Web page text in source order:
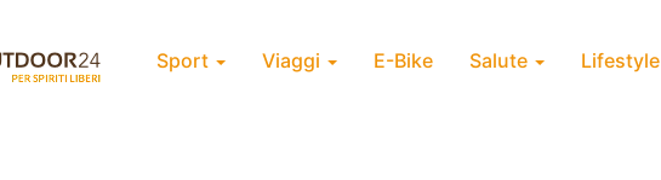
Sport Viaggi E-Bike Salute Lifestyle